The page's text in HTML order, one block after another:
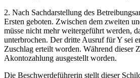
2. Nach Sachdarstellung des
Ersten geboten. Zwischen dem zweiten
müsse nicht mehr weitergeführt werden,
unterbrochen. Der dritte Ausruf für Y sei
Zuschlag erteilt worden. Während dieser
Akontozahlung ausgestellt worden.
Die Beschwerdeführerin stellt dieser